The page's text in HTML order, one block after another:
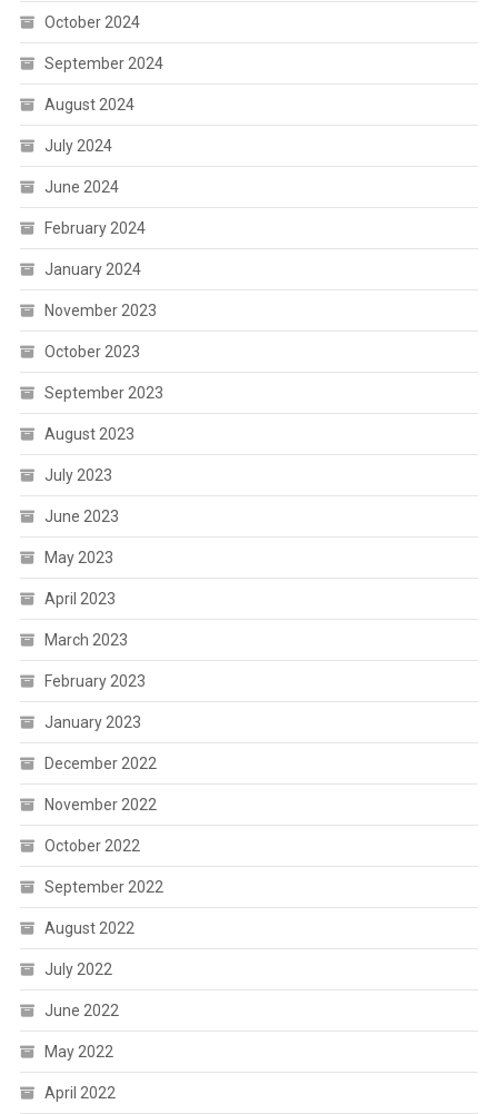
October 2024
September 2024
August 2024
July 2024
June 2024
February 2024
January 2024
November 2023
October 2023
September 2023
August 2023
July 2023
June 2023
May 2023
April 2023
March 2023
February 2023
January 2023
December 2022
November 2022
October 2022
September 2022
August 2022
July 2022
June 2022
May 2022
April 2022